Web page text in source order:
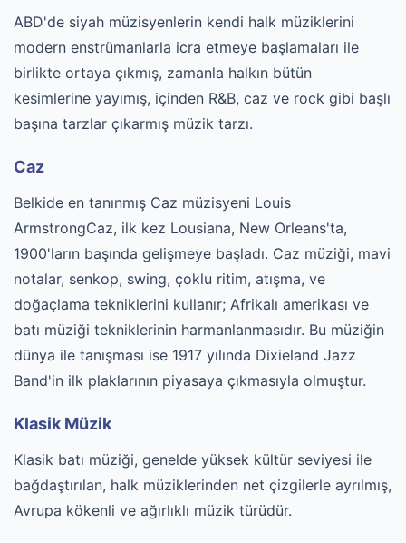
ABD'de siyah müzisyenlerin kendi halk müziklerini
modern enstrümanlarla icra etmeye başlamaları ile
birlikte ortaya çıkmış, zamanla halkın bütün
kesimlerine yayımış, içinden R&B, caz ve rock gibi başlı
başına tarzlar çıkarmış müzik tarzı.
Caz
Belkide en tanınmış Caz müzisyeni Louis
ArmstrongCaz, ilk kez Lousiana, New Orleans'ta,
1900'ların başında gelişmeye başladı. Caz müziği, mavi
notalar, senkop, swing, çoklu ritim, atışma, ve
doğaçlama tekniklerini kullanır; Afrikalı amerikası ve
batı müziği tekniklerinin harmanlanmasıdır. Bu müziğin
dünya ile tanışması ise 1917 yılında Dixieland Jazz
Band'in ilk plaklarının piyasaya çıkmasıyla olmuştur.
Klasik Müzik
Klasik batı müziği, genelde yüksek kültür seviyesi ile
bağdaştırılan, halk müziklerinden net çizgilerle ayrılmış,
Avrupa kökenli ve ağırlıklı müzik türüdür.